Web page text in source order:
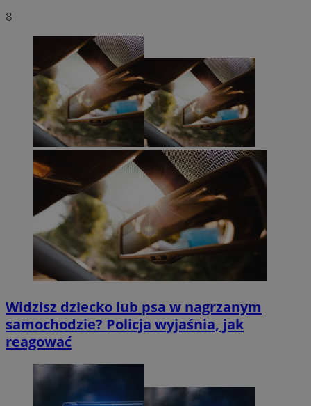
8
Widzisz dziecko lub psa w nagrzanym
samochodzie? Policja wyjaśnia, jak
reagować